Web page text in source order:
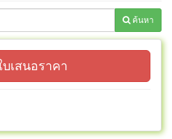
ค้นหา
เสนอราคา